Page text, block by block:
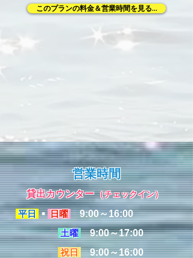
このプランの料金＆営業時間を見る...
営業時間
貸出カウンター（チェックイン）
平日 ・ 日曜
9:00～16:00
土曜
9:00～17:00
祝日
9:00～16:00